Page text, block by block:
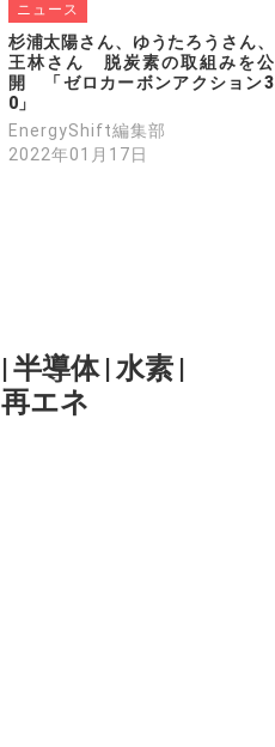
ニュース
杉浦太陽さん、ゆうたろうさん、
王林さん　脱炭素の取組みを公
開　「ゼロカーボンアクション3
0」
EnergyShift編集部
2022年01月17日
|半導体 |水素 |
再エネ